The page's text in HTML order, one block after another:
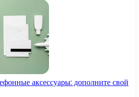
аксессуары: дополните свой